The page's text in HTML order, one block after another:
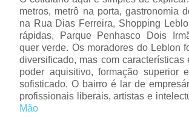
metros, metrô na porta, gastronomia
na Rua Dias Ferreira, Shopping
rápidas, Parque Penhasco Dois
quer verde. Os moradores do Leblon
diversificado, mas com características
poder aquisitivo, formação superior
sofisticado. O bairro é lar de
profissionais liberais, artistas e
Mão